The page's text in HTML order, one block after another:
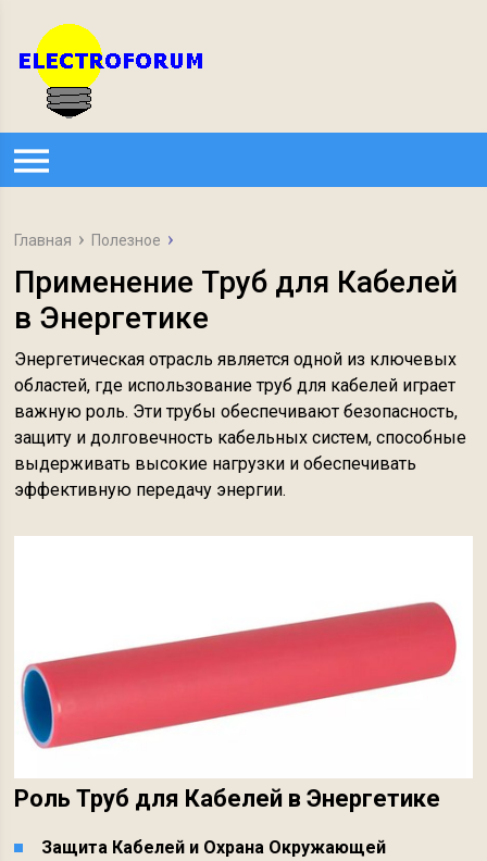
Главная Полезное
Применение Труб для Кабелей
в Энергетике
Энергетическая отрасль является одной из ключевых
областей, где использование труб для кабелей играет
важную роль. Эти трубы обеспечивают безопасность,
защиту и долговечность кабельных систем, способные
выдерживать высокие нагрузки и обеспечивать
эффективную передачу энергии.
Роль Труб для Кабелей в Энергетике
Защита Кабелей и Охрана Окружающей